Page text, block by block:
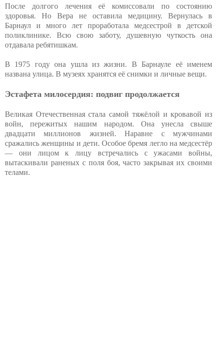
После долгого лечения её комиссовали по состоянию
здоровья. Но Вера не оставила медицину. Вернулась в
Барнаул и много лет проработала медсестрой в детской
поликлинике. Всю свою заботу, душевную чуткость она
отдавала ребятишкам.
В 1975 году она ушла из жизни. В Барнауле её именем
названа улица. В музеях хранятся её снимки и личные вещи.
Эстафета милосердия: подвиг продолжается
Великая Отечественная стала самой тяжёлой и кровавой из
войн, пережитых нашим народом. Она унесла свыше
двадцати миллионов жизней. Наравне с мужчинами
сражались женщины и дети. Особое бремя легло на медсестёр
— они лицом к лицу встречались с ужасами войны,
вытаскивали раненых с поля боя, часто закрывая их своими
телами.